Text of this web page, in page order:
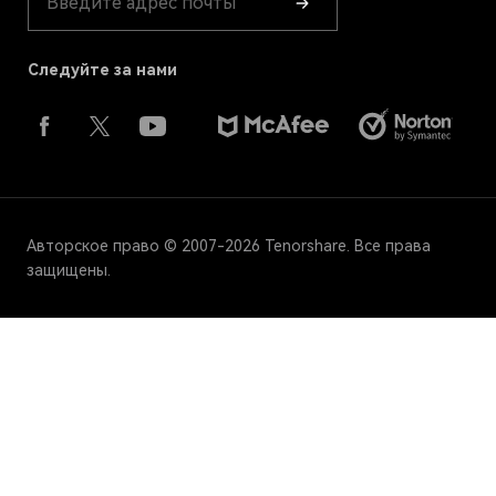
Следуйте за нами
Авторское право © 2007-2026 Tenorshare. Все права
защищены.